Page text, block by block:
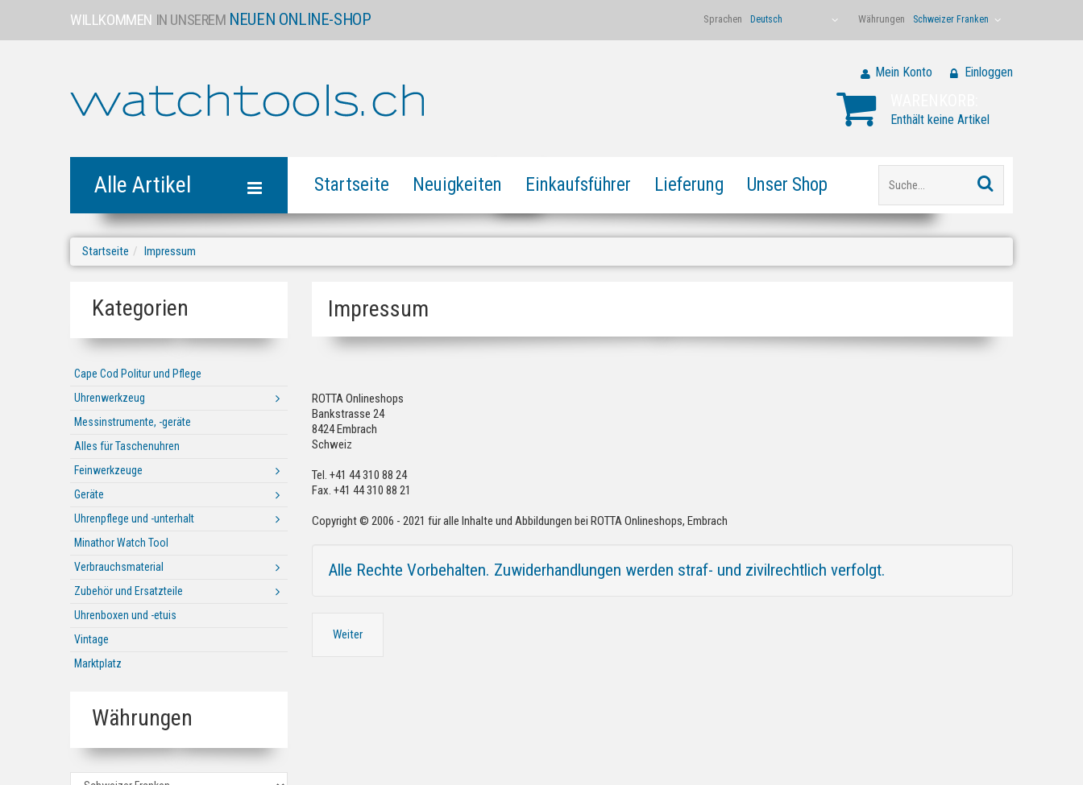
Währungen Schweizer Franken
Sprachen Deutsch
WILLKOMMEN IN UNSEREM NEUEN ONLINE-SHOP
Enthält keine Artikel
Alle Artikel
Mein Konto Einloggen
Startseite Neuigkeiten Einkaufsführer Lieferung Unser Shop
Startseite Impressum
Kategorien
Cape Cod Politur und Pflege
Uhrenwerkzeug
Messinstrumente, -geräte
Alles für Taschenuhren
Feinwerkzeuge
Geräte
Uhrenpflege und -unterhalt
Minathor Watch Tool
Verbrauchsmaterial
Zubehör und Ersatzteile
Uhrenboxen und -etuis
Vintage
Marktplatz
Währungen
Impressum
ROTTA Onlineshops
Bankstrasse 24
8424 Embrach
Schweiz
Tel. +41 44 310 88 24
Fax. +41 44 310 88 21
Copyright © 2006 - 2021 für alle Inhalte und Abbildungen bei ROTTA Onlineshops, Embrach
Alle Rechte Vorbehalten. Zuwiderhandlungen werden straf- und zivilrechtlich verfolgt.
Weiter